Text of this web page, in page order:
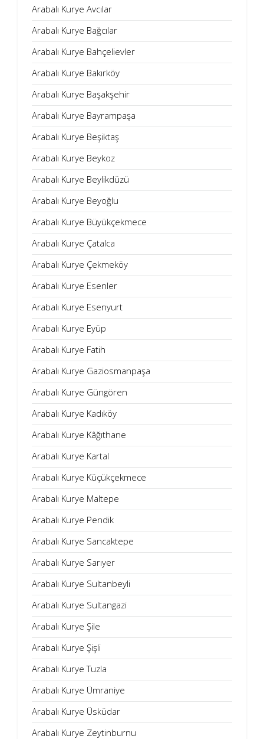
Arabalı Kurye Avcılar
Arabalı Kurye Bağcılar
Arabalı Kurye Bahçelievler
Arabalı Kurye Bakırköy
Arabalı Kurye Başakşehir
Arabalı Kurye Bayrampaşa
Arabalı Kurye Beşiktaş
Arabalı Kurye Beykoz
Arabalı Kurye Beylikdüzü
Arabalı Kurye Beyoğlu
Arabalı Kurye Büyükçekmece
Arabalı Kurye Çatalca
Arabalı Kurye Çekmeköy
Arabalı Kurye Esenler
Arabalı Kurye Esenyurt
Arabalı Kurye Eyüp
Arabalı Kurye Fatih
Arabalı Kurye Gaziosmanpaşa
Arabalı Kurye Güngören
Arabalı Kurye Kadıköy
Arabalı Kurye Kâğıthane
Arabalı Kurye Kartal
Arabalı Kurye Küçükçekmece
Arabalı Kurye Maltepe
Arabalı Kurye Pendik
Arabalı Kurye Sancaktepe
Arabalı Kurye Sarıyer
Arabalı Kurye Sultanbeyli
Arabalı Kurye Sultangazi
Arabalı Kurye Şile
Arabalı Kurye Şişli
Arabalı Kurye Tuzla
Arabalı Kurye Ümraniye
Arabalı Kurye Üsküdar
Arabalı Kurye Zeytinburnu